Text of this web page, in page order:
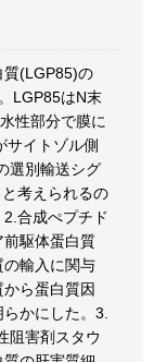
質(LGP85)の
LGP85はN末
性部分で膜に
サイトゾル側
選別輸送シグ
考えられるの
合成ぺプチド
前駆体蛋白質
輸入に関与
ら蛋白質因
かにした。3.
阻害剤スタウ